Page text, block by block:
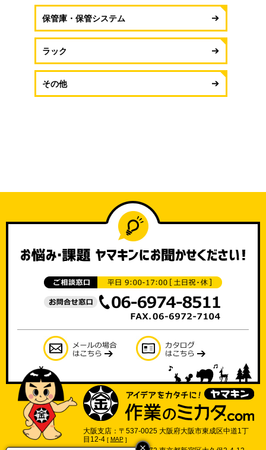
保管庫・保管システム
ラック
その他
大阪支店：〒537-0025 大阪府大阪市東成区中道1丁
目12-4 [ MAP]